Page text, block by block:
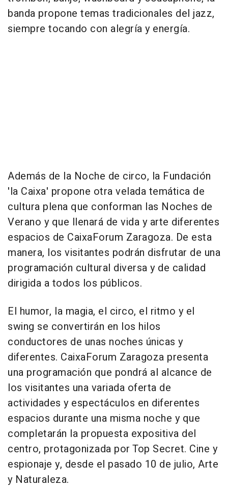
banda propone temas tradicionales del jazz,
siempre tocando con alegría y energía.
Además de la Noche de circo, la Fundación
'la Caixa' propone otra velada temática de
cultura plena que conforman las Noches de
Verano y que llenará de vida y arte diferentes
espacios de CaixaForum Zaragoza. De esta
manera, los visitantes podrán disfrutar de una
programación cultural diversa y de calidad
dirigida a todos los públicos.
El humor, la magia, el circo, el ritmo y el
swing se convertirán en los hilos
conductores de unas noches únicas y
diferentes. CaixaForum Zaragoza presenta
una programación que pondrá al alcance de
los visitantes una variada oferta de
actividades y espectáculos en diferentes
espacios durante una misma noche y que
completarán la propuesta expositiva del
centro, protagonizada por Top Secret. Cine y
espionaje y, desde el pasado 10 de julio, Arte
y Naturaleza.